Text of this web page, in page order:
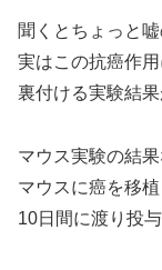
聞くとちょっと
実はこの抗癌作用
裏付ける実験結果
マウス実験の結果
マウスに癌を移
10日間に渡り投